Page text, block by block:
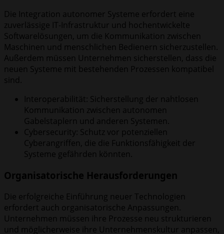
Die Integration autonomer Systeme erfordert eine
zuverlässige IT-Infrastruktur und hochentwickelte
Softwarelösungen, um die Kommunikation zwischen
Maschinen und menschlichen Bedienern sicherzustellen.
Außerdem müssen Unternehmen sicherstellen, dass die
neuen Systeme mit bestehenden Prozessen kompatibel
sind.
Interoperabilität: Sicherstellung der nahtlosen
Kommunikation zwischen autonomen
Gabelstaplern und anderen Systemen.
Cybersecurity: Schutz vor potenziellen
Cyberangriffen, die die Funktionsfähigkeit der
Systeme gefährden könnten.
Organisatorische Herausforderungen
Die erfolgreiche Einführung neuer Technologien
erfordert auch organisatorische Anpassungen.
Unternehmen müssen ihre Prozesse neu strukturieren
und möglicherweise ihre Unternehmenskultur anpassen,